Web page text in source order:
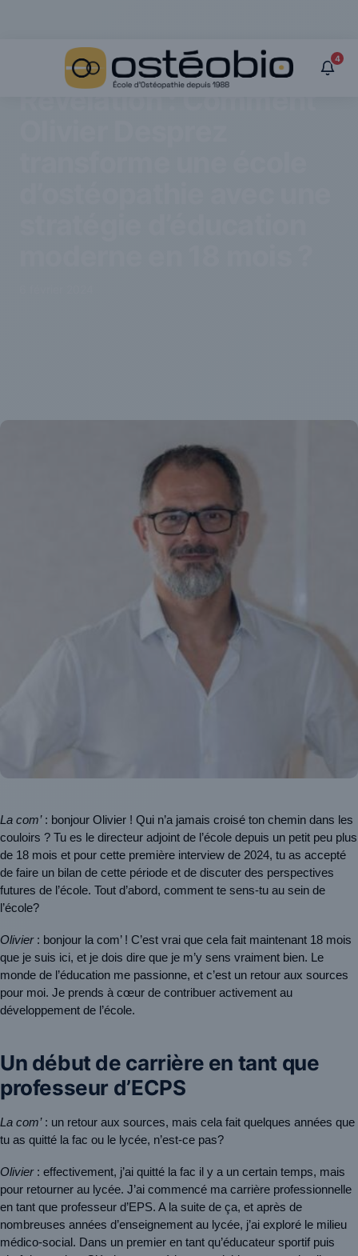
4
ACTUALITÉS
Révélation : Comment
La com’ : bonjour Olivier ! Qui n’a jamais croisé ton chemin dans les
couloirs ? Tu es le directeur adjoint de l’école depuis un petit peu plus
de 18 mois et pour cette première interview de 2024, tu as accepté
de faire un bilan de cette période et de discuter des perspectives
futures de l’école. Tout d’abord, comment te sens-tu au sein de
l’école?
Olivier : bonjour la com’ ! C’est vrai que cela fait maintenant 18 mois
que je suis ici, et je dois dire que je m’y sens vraiment bien. Le
monde de l’éducation me passionne, et c’est un retour aux sources
pour moi. Je prends à cœur de contribuer activement au
développement de l’école.
Un début de carrière en tant que
professeur d’ECPS
La com’ : un retour aux sources, mais cela fait quelques années que
tu as quitté la fac ou le lycée, n’est-ce pas?
Olivier : effectivement, j’ai quitté la fac il y a un certain temps, mais
pour retourner au lycée. J’ai commencé ma carrière professionnelle
en tant que professeur d’EPS. A la suite de ça, et après de
nombreuses années d’enseignement au lycée, j’ai exploré le milieu
médico-social. Dans un premier en tant qu’éducateur sportif puis